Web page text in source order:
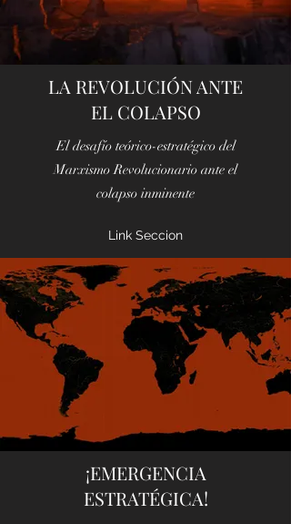
LA REVOLUCIÓN ANTE
EL COLAPSO
El desafío teórico-estratégico del
Marxismo Revolucionario ante el
colapso inminente
Link Seccion
¡EMERGENCIA
ESTRATÉGICA!